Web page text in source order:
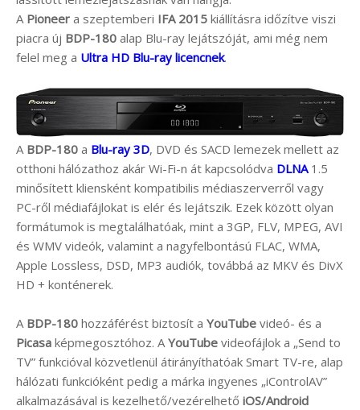
A Pioneer a szeptemberi IFA 2015 kiállításra időzítve viszi
piacra új BDP-180 alap Blu-ray lejátszóját, ami még nem
felel meg a Ultra HD Blu-ray licencnek.
A BDP-180 a Blu-ray 3D, DVD és SACD lemezek mellett az
otthoni hálózathoz akár Wi-Fi-n át kapcsolódva DLNA1.5
minősített kliensként kompatibilis médiaszerverről vagy
PC-ről médiafájlokat is elér és lejátszik. Ezek között olyan
formátumok is megtalálhatóak, mint a 3GP, FLV, MPEG, AVI
és WMV videók, valamint a nagyfelbontású FLAC, WMA,
Apple Lossless, DSD, MP3 audiók, továbbá az MKV és DivX
HD + konténerek.
A BDP-180 hozzáférést biztosít a YouTube videó- és a
Picasa képmegosztóhoz. AYouTube videofájlok a „Send to
TV” funkcióval közvetlenül átirányíthatóak Smart TV-re, alap
hálózati funkcióként pedig a márka ingyenes „iControlAV”
alkalmazásával is kezelhető/vezérelhető iOS/Android